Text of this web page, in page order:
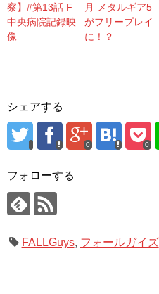
察】#第13話 F
中央病院記録映
像
月 メタルギア5
がフリープレイ
に！？
シェアする
0 0
フォローする
FALLGuys, フォールガイズ